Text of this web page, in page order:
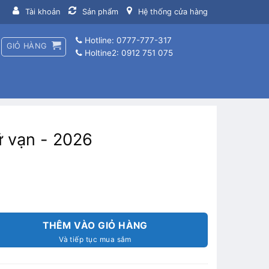
Tài khoản Sản phẩm Hệ thống cửa hàng
GIỎ HÀNG
Hotline: 0777-777-317
Holtine2: 0912 751 075
vạn - 2026
THÊM VÀO GIỎ HÀNG